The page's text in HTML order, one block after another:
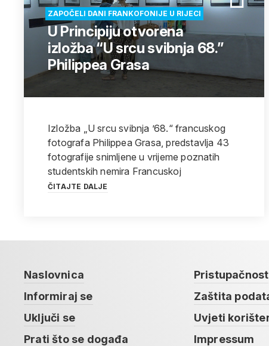
ZAPOČELI DANI FRANKOFONIJE U RIJECI
U Principiju otvorena
izložba “U srcu svibnja 68.”
Philippea Grasa
Izložba „U srcu svibnja ’68.“ francuskog
fotografa Philippea Grasa, predstavlja 43
fotografije snimljene u vrijeme poznatih
studentskih nemira Francuskoj
ČITAJTE DALJE
Naslovnica
Informiraj se
Uključi se
Prati što se događa
Pristupačnost
Zaštita
Uvjeti
Impressum